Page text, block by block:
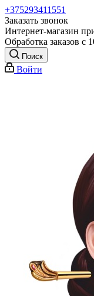
+375293411551
Заказать звонок
Интернет-магазин
Обработка заказов с
Поиск
Войти